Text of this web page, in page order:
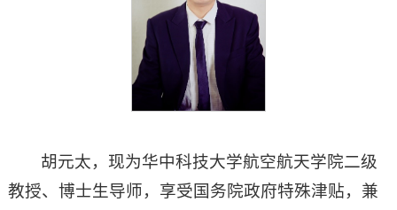
胡元太，现为华中科技大学航空航天学院二级
教授、博士生导师，享受国务院政府特殊津贴，兼